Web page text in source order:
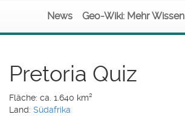
News Geo-Wiki: Mehr Wissen
Pretoria Quiz
Fläche: ca. 1.640 km²
Land: Südafrika